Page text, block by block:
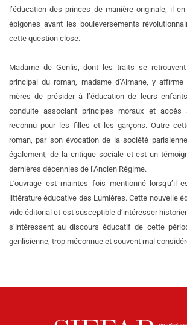
l’éducation des princes de manière originale, il
épigones avant les bouleversements
cette question close.
Madame de Genlis, dont les traits se
principal du roman, madame d’Almane, y
mères de présider à l’éducation de leurs
conduite associant principes moraux et accès
reconnu pour les filles et les garçons. Outre
roman, par son évocation de la société
également, de la critique sociale et est un
dernières décennies de l’Ancien Régime.
L’ouvrage est maintes fois mentionné lorsqu’il
littérature éducative des Lumières. Cette nouvelle
vide éditorial et est susceptible d’intéresser
s’intéressent au discours éducatif de cette
genlisienne, trop méconnue et souvent mal